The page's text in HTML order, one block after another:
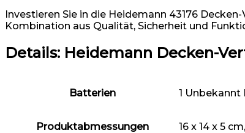
Investieren Sie in die Heidemann 43176
Kombination aus Qualität, Sicherheit und
Details: Heidemann Decken-
Batterien 1
Produktabmessungen 16 x 14 x 5